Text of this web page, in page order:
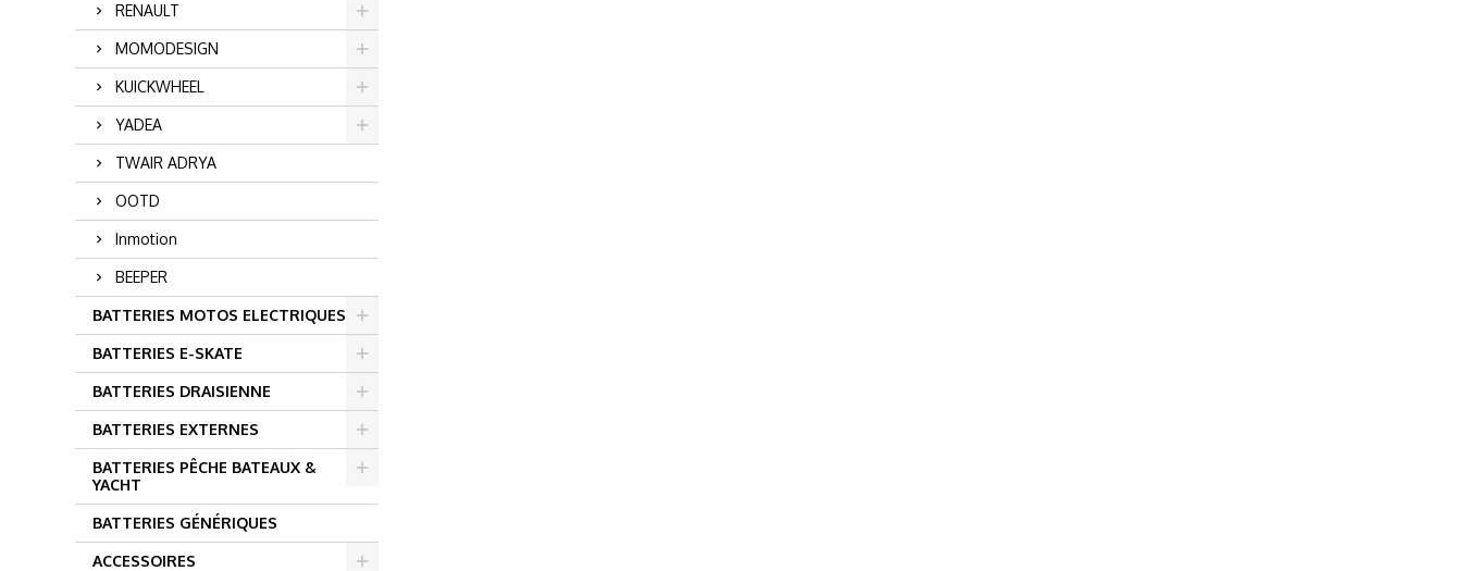
RENAULT
MOMODESIGN
KUICKWHEEL
YADEA
TWAIR ADRYA
OOTD
Inmotion
BEEPER
BATTERIES MOTOS ELECTRIQUES
BATTERIES E-SKATE
BATTERIES DRAISIENNE
BATTERIES EXTERNES
BATTERIES PÊCHE BATEAUX &
YACHT
BATTERIES GÉNÉRIQUES
ACCESSOIRES